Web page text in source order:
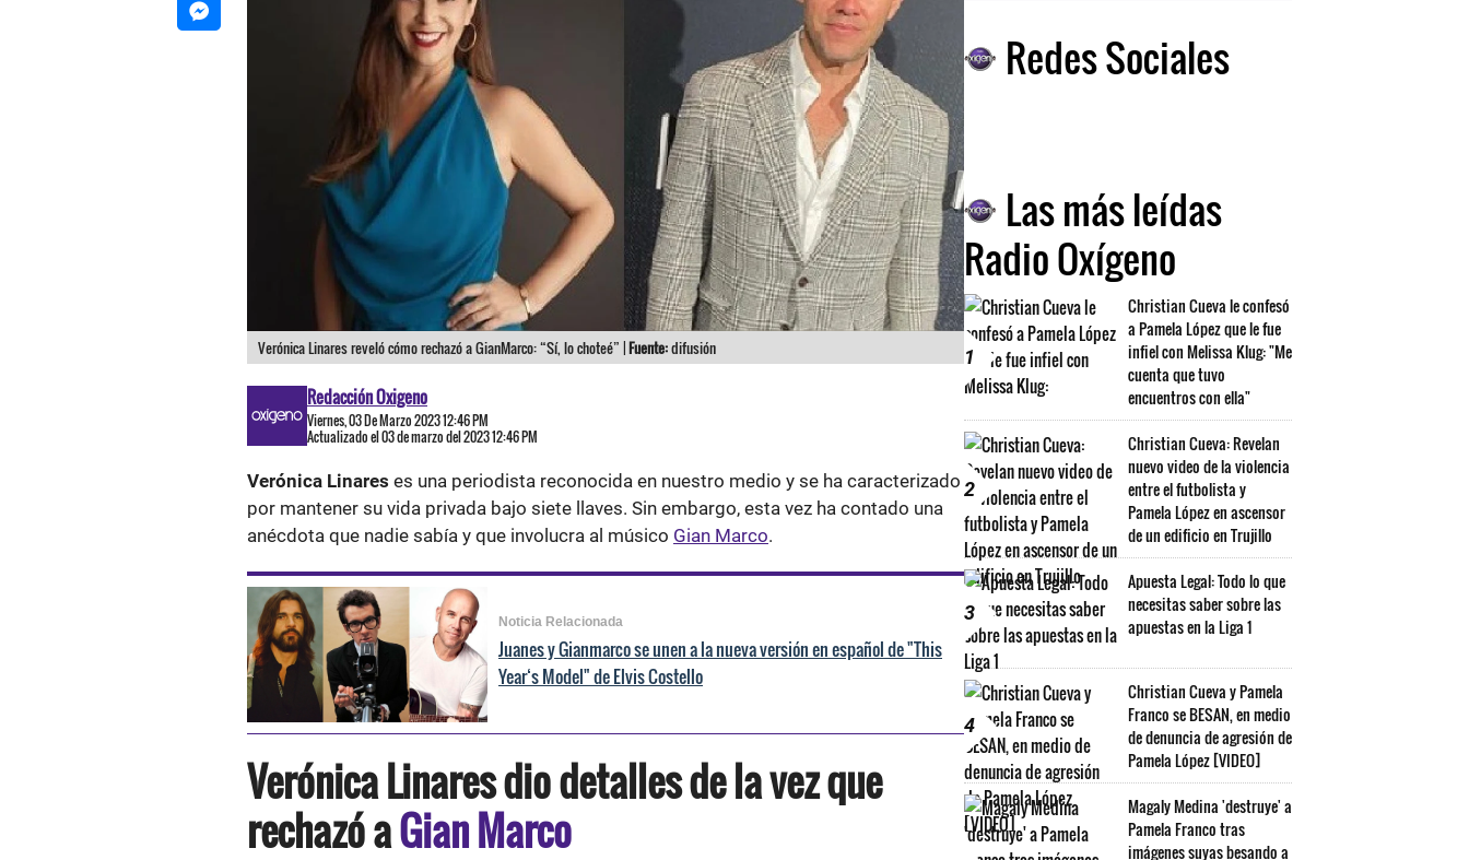
Verónica Linares reveló cómo rechazó a GianMarco: “Sí, lo choteé” |Fuente:difusión
Redacción Oxigeno
Viernes, 03 De Marzo 2023 12:46 PM
Actualizado el 03 de marzo del 2023 12:46 PM
Verónica Linares es una periodista reconocida en nuestro medio y se ha caracterizado
por mantener su vida privada bajo siete llaves. Sin embargo, esta vez ha contado una
anécdota que nadie sabía y que involucra al músico Gian Marco.
Noticia Relacionada
Juanes y Gianmarco se unen a la nueva versión en español de "This
Year‘s Model" de Elvis Costello
Verónica Linares dio detalles de la vez que
rechazó aGian Marco
Redes Sociales
Las más leídas
Radio Oxígeno
1
Christian Cueva le confesó
a Pamela López que le fue
infiel con Melissa Klug: "Me
cuenta que tuvo
encuentros con ella"
2
Christian Cueva: Revelan
nuevo video de la violencia
entre el futbolista y
Pamela López en ascensor
de un edificio en Trujillo
3
Apuesta Legal: Todo lo que
necesitas saber sobre las
apuestas en la Liga 1
4
Christian Cueva y Pamela
Franco se BESAN, en medio
de denuncia de agresión de
Pamela López [VIDEO]
Magaly Medina 'destruye' a
Pamela Franco tras
imágenes suyas besando a